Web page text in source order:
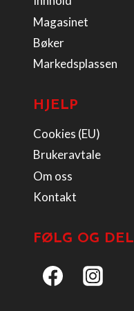
Magasinet
Bøker
Markedsplassen
HJELP
Cookies (EU)
Brukeravtale
Om oss
Kontakt
FØLG OG DEL